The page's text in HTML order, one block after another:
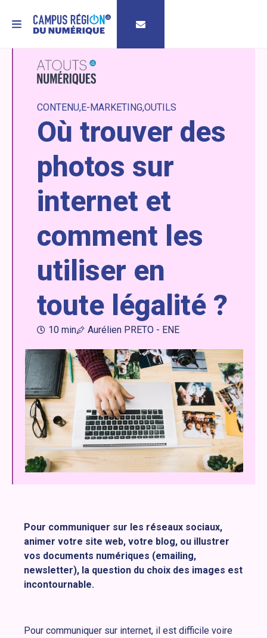
MENU
CONTENU E-MARKETINGOUTILS
Où trouver des
photos sur
internet et
comment les
utiliser en
toute légalité ?
10 min Aurélien PRETO - ENE
Pour communiquer sur les réseaux sociaux,
animer votre site web, votre blog, ou illustrer
vos documents numériques (emailing,
newsletter), la question du choix des images est
incontournable.
Pour communiquer sur internet, il est difficile voire